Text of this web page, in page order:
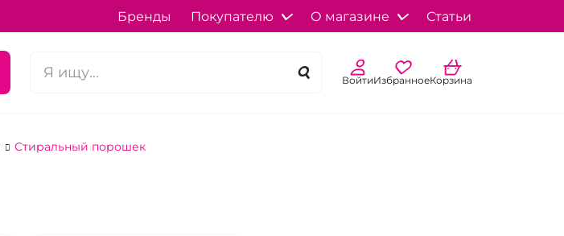
Бренды Покупателю О магазине Статьи
ВойтиИзбранноеКорзина
Стиральный порошек